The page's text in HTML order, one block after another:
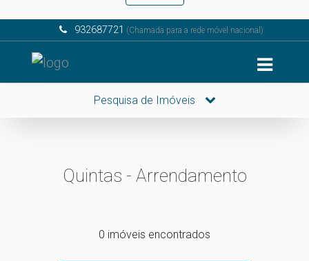
932687721 (Chamada para a rede móvel nacional)
Pesquisa de Imóveis
Quintas - Arrendamento
0 imóveis encontrados